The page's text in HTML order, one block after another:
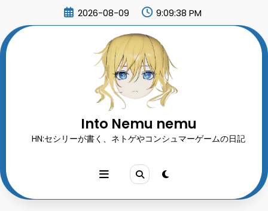
ン
ツ
2026-08-09 9:09:40 PM
Into Nemu nemu
HN:セシリーが書く、ネトゲやコンシュマーゲームの日記